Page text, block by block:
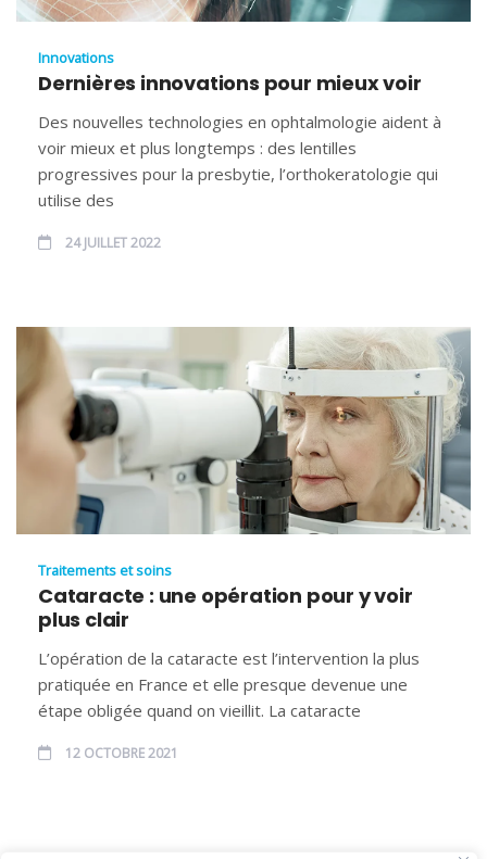
Innovations
Dernières innovations pour mieux voir
Des nouvelles technologies en ophtalmologie aident à
voir mieux et plus longtemps : des lentilles
progressives pour la presbytie, l’orthokeratologie qui
utilise des
24 JUILLET 2022
Traitements et soins
Cataracte : une opération pour y voir
plus clair
L’opération de la cataracte est l’intervention la plus
pratiquée en France et elle presque devenue une
étape obligée quand on vieillit. La cataracte
12 OCTOBRE 2021